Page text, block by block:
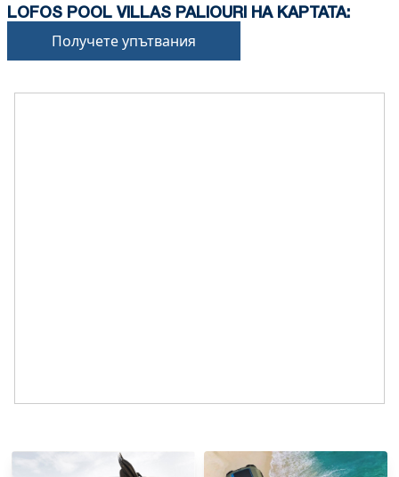
LOFOS POOL VILLAS PALIOURI НА КАРТАТА:
Получете упътвания